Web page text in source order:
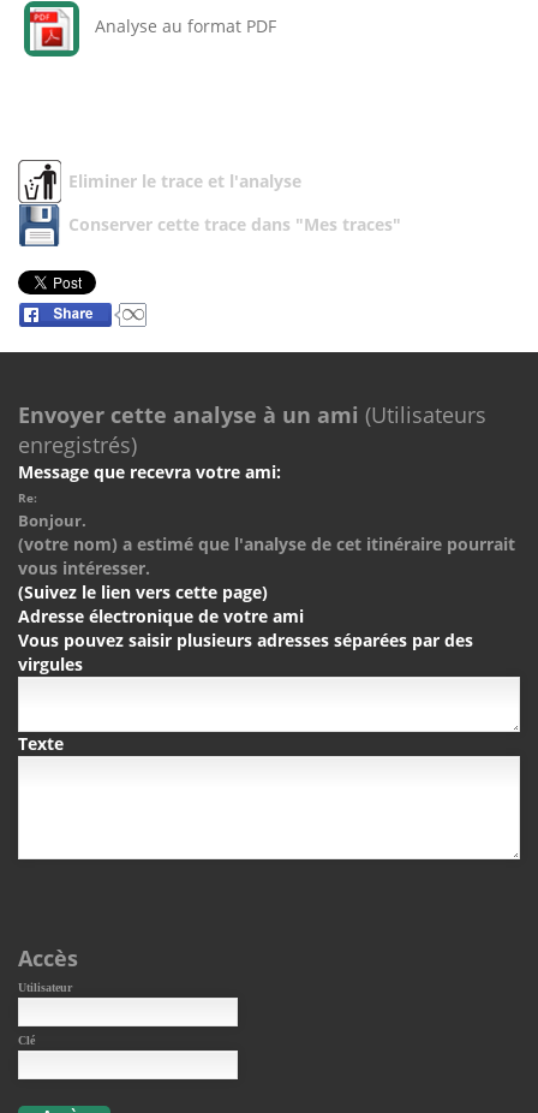
Analyse au format PDF
Eliminer le trace et l'analyse
Conserver cette trace dans "Mes traces"
Envoyer cette analyse à un ami (Utilisateurs
enregistrés)
Message que recevra votre ami:
Re:
Bonjour.
(votre nom) a estimé que l'analyse de cet itinéraire pourrait
vous intéresser.
(Suivez le lien vers cette page)
Adresse électronique de votre ami
Vous pouvez saisir plusieurs adresses séparées par des
virgules
Texte
Accès
Utilisateur
Clé